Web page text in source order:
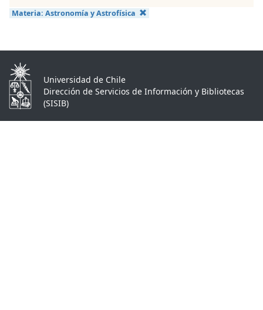
Materia: Astronomía y Astrofísica
Universidad de Chile
Dirección de Servicios de Información y Bibliotecas
(SISIB)